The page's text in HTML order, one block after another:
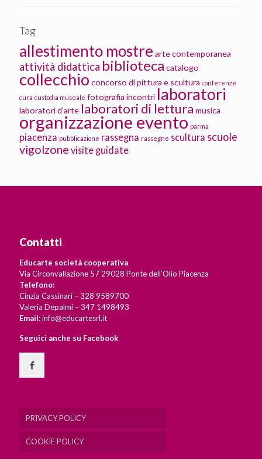
Tag
allestimento mostre arte contemporanea
attività didattica biblioteca catalogo
collecchio concorso di pittura e scultura conferenze
cura custodia museale fotografia incontri laboratori
laboratori d'arte laboratori di lettura musica
organizzazione evento parma
piacenza pubblicazione rassegna rassegne scultura scuole
vigolzone visite guidate
Contatti
Educarte società cooperativa
Via Circonvallazione 57 29028 Ponte dell’Olio Piacenza
Telefono:
Cinzia Cassinari – 328 9589700
Valeria Depalmi – 347 1498493
Email:info@educartesrl.it
Seguici anche su Facebook
PRIVACY POLICY
COOKIE POLICY